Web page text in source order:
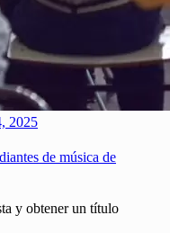
2025
de música de
y obtener un título